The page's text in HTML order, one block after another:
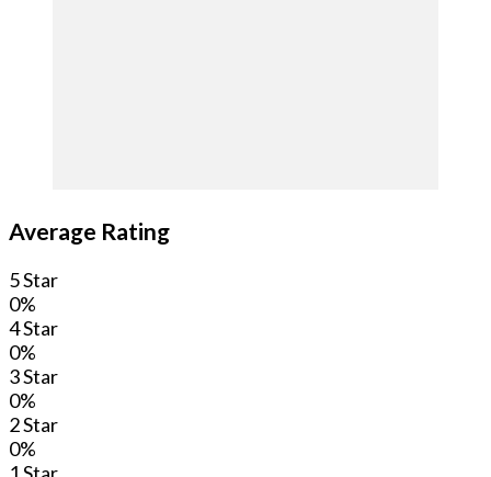
Average Rating
5 Star
0%
4 Star
0%
3 Star
0%
2 Star
0%